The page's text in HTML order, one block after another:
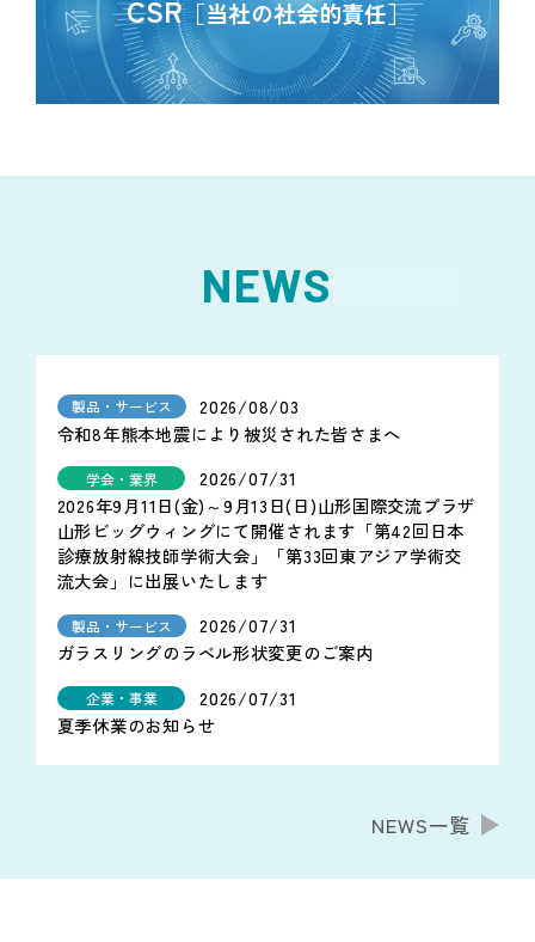
CSR［当社の社会的責任］
NEWS
製品・サービス
2026/08/03
令和8年熊本地震により被災された皆さまへ
学会・業界
2026/07/31
2026年9月11日(金)～9月13日(日)山形国際交流プラザ
山形ビッグウィングにて開催されます「第42回日本
診療放射線技師学術大会」「第33回東アジア学術交
流大会」に出展いたします
製品・サービス
2026/07/31
ガラスリングのラベル形状変更のご案内
企業・事業
2026/07/31
夏季休業のお知らせ
NEWS一覧